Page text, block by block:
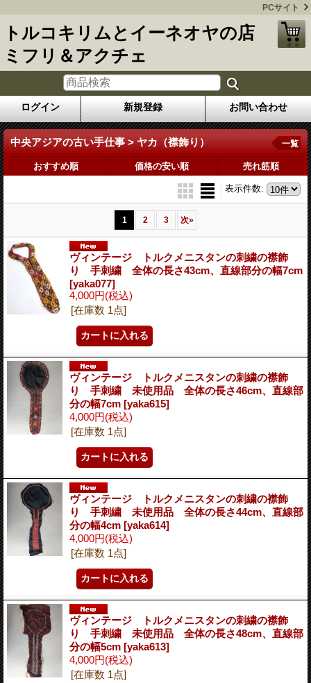
PCサイト
トルコキリムとイーネオヤの店
ミフリ＆アクチェ
ログイン 新規登録 お問い合わせ
中央アジアの古い手仕事 > ヤカ（襟飾り） 一覧
おすすめ順 価格の安い順 売れ筋順
表示件数:
1 2 3 次»
ヴィンテージ トルクメニスタンの刺繍の襟飾
り 手刺繍 全体の長さ43cm、直線部分の幅7cm
[yaka077]
4,000円(税込)
[在庫数 1点]
ヴィンテージ トルクメニスタンの刺繍の襟飾
り 手刺繍 未使用品 全体の長さ46cm、直線部
分の幅7cm [yaka615]
4,000円(税込)
[在庫数 1点]
ヴィンテージ トルクメニスタンの刺繍の襟飾
り 手刺繍 未使用品 全体の長さ44cm、直線部
分の幅4cm [yaka614]
4,000円(税込)
[在庫数 1点]
ヴィンテージ トルクメニスタンの刺繍の襟飾
り 手刺繍 未使用品 全体の長さ48cm、直線部
分の幅5cm [yaka613]
4,000円(税込)
[在庫数 1点]